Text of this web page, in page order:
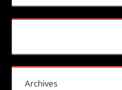
Archives